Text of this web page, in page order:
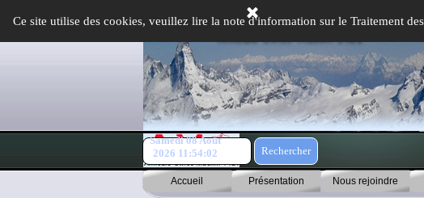
Ce site utilise des cookies, veuillez lire la note d'information sur le Traitement
Rechercher
Samedi 08 Août
2026 11:54:02
Accueil Présentation Nous rejoindre